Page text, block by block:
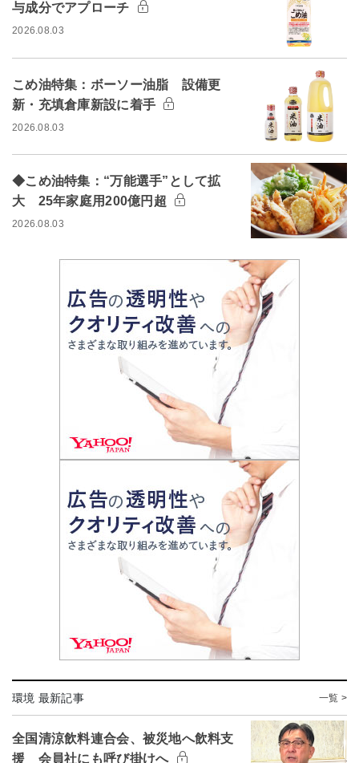
与成分でアプローチ
2026.08.03
こめ油特集：ボーソー油脂 設備更
新・充填倉庫新設に着手
2026.08.03
◆こめ油特集：“万能選手”として拡
大 25年家庭用200億円超
2026.08.03
環境 最新記事 一覧 >
全国清涼飲料連合会、被災地へ飲料支
援 会員社にも呼び掛けへ